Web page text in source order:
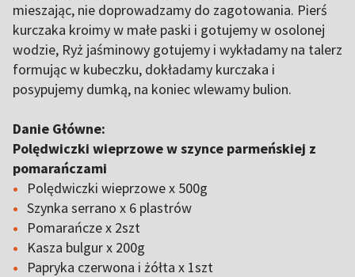
mieszając, nie doprowadzamy do zagotowania. Pierś
kurczaka kroimy w małe paski i gotujemy w osolonej
wodzie, Ryż jaśminowy gotujemy i wykładamy na talerz
formując w kubeczku, dokładamy kurczaka i
posypujemy dumką, na koniec wlewamy bulion.
Danie Główne:
Polędwiczki wieprzowe w szynce parmeńskiej z
pomarańczami
Polędwiczki wieprzowe x 500g
Szynka serrano x 6 plastrów
Pomarańcze x 2szt
Kasza bulgur x 200g
Papryka czerwona i żółta x 1szt